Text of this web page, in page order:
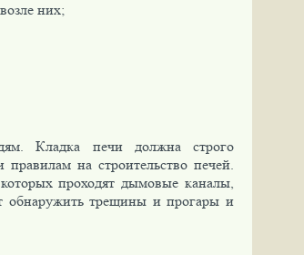
них;
Кладка печи должна строго
на строительство печей.
проходят дымовые каналы,
обнаружить трещины и прогары и